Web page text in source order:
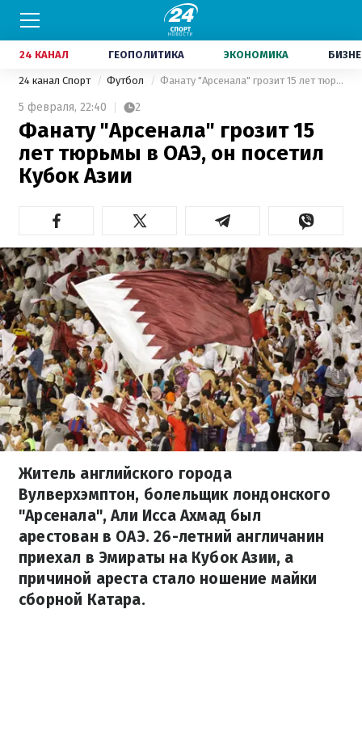
24 КАНАЛ ГЕОПОЛИТИКА ЭКОНОМИКА
24 канал Спорт Футбол Фанату "Арсенала" грозит 15 лет тюрьмы в ОАЭ, он посетил Кубок Азии
5 февраля, 22:40 2
Фанату "Арсенала" грозит 15
лет тюрьмы в ОАЭ, он посетил
Кубок Азии
Житель английского города
Вулверхэмптон, болельщик лондонского
"Арсенала", Али Исса Ахмад был
арестован в ОАЭ. 26-летний англичанин
приехал в Эмираты на Кубок Азии, а
причиной ареста стало ношение майки
сборной Катара.